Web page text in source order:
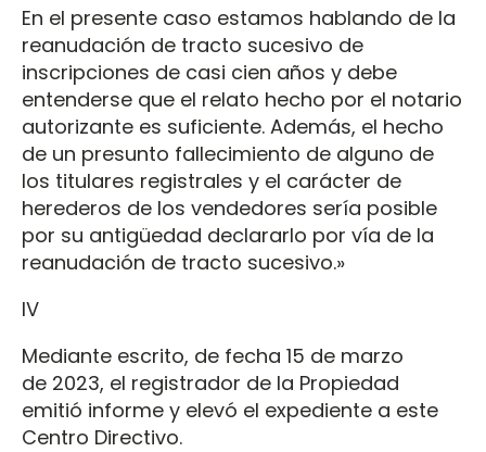
En el presente caso estamos hablando de la
reanudación de tracto sucesivo de
inscripciones de casi cien años y debe
entenderse que el relato hecho por el notario
autorizante es suficiente. Además, el hecho
de un presunto fallecimiento de alguno de
los titulares registrales y el carácter de
herederos de los vendedores sería posible
por su antigüedad declararlo por vía de la
reanudación de tracto sucesivo.»
IV
Mediante escrito, de fecha 15 de marzo
de 2023, el registrador de la Propiedad
emitió informe y elevó el expediente a este
Centro Directivo.